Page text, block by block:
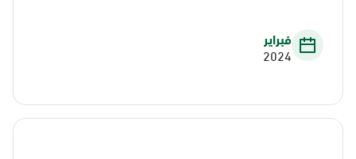
فبراير
2024